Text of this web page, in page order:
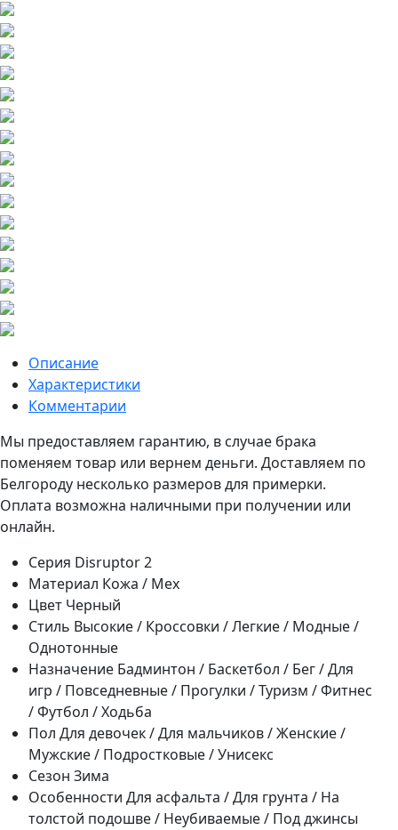
Описание
Характеристики
Комментарии
Мы предоставляем гарантию, в случае брака
поменяем товар или вернем деньги. Доставляем по
Белгороду несколько размеров для примерки.
Оплата возможна наличными при получении или
онлайн.
Серия Disruptor 2
Материал Кожа / Мех
Цвет Черный
Стиль Высокие / Кроссовки / Легкие / Модные /
Однотонные
Назначение Бадминтон / Баскетбол / Бег / Для
игр / Повседневные / Прогулки / Туризм / Фитнес
/ Футбол / Ходьба
Пол Для девочек / Для мальчиков / Женские /
Мужские / Подростковые / Унисекс
Сезон Зима
Особенности Для асфальта / Для грунта / На
толстой подошве / Неубиваемые / Под джинсы